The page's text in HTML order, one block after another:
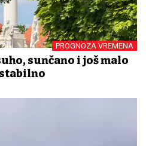
PROGNOZA VREMENA
sunčano i još malo